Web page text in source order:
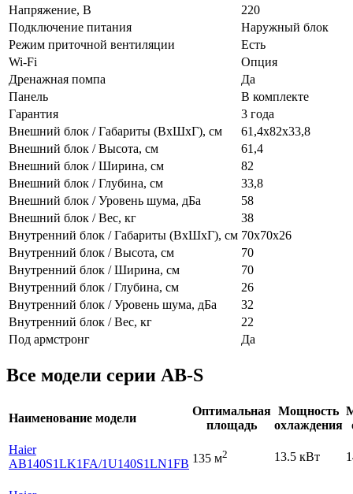
Напряжение, В
220
Подключение питания
Наружный блок
Режим приточной вентиляции
Есть
Wi-Fi
Опция
Дренажная помпа
Да
Панель
В комплекте
Гарантия
3 года
Внешний блок / Габариты (ВхШхГ), см
61,4x82x33,8
Внешний блок / Высота, см
61,4
Внешний блок / Ширина, см
82
Внешний блок / Глубина, см
33,8
Внешний блок / Уровень шума, дБа
58
Внешний блок / Вес, кг
38
Внутренний блок / Габариты (ВхШхГ), см 70х70х26
Внутренний блок / Высота, см
70
Внутренний блок / Ширина, см
70
Внутренний блок / Глубина, см
26
Внутренний блок / Уровень шума, дБа
32
Внутренний блок / Вес, кг
22
Под армстронг
Да
Все модели серии AB-S
Наименование модели
Оптимальная
площадь
Мощность
охлаждения
Haier
AB140S1LK1FA/1U140S1LN1FB 135 м2 13.5 кВт